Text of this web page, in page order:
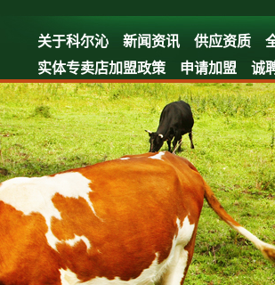
关于科尔沁 新闻资讯 供应资质
实体专卖店加盟政策
申请加盟 诚